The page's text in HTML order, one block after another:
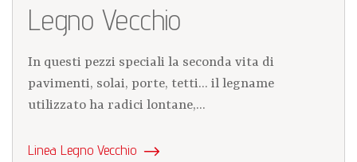
Legno Vecchio
In questi pezzi speciali la seconda vita di
pavimenti, solai, porte, tetti... il legname
utilizzato ha radici lontane,...
Linea Legno Vecchio